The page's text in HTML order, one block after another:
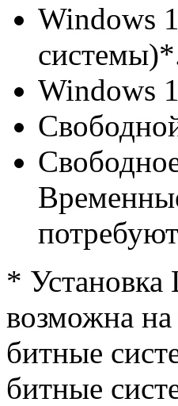
Windows
Windows
* Установка
возможна
битные
битные